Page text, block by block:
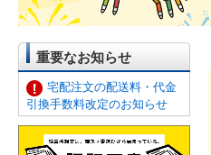
重要なお知らせ
宅配注文の配送料・代金
引換手数料改定のお知らせ